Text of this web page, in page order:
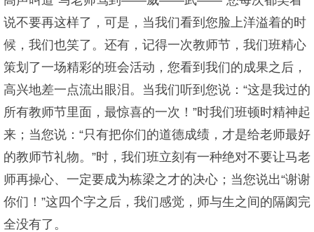
说不要再这样了，可是，当我们看到您脸上洋溢着的时
候，我们也笑了。还有，记得一次教师节，我们班精心
策划了一场精彩的班会活动，您看到我们的成果之后，
高兴地差一点流出眼泪。当我们听到您说：“这是我过的
所有教师节里面，最惊喜的一次！”时我们班顿时精神起
来；当您说：“只有把你们的道德成绩，才是给老师最好
的教师节礼物。”时，我们班立刻有一种绝对不要让马老
师再操心、一定要成为栋梁之才的决心；当您说出“谢谢
你们！”这四个字之后，我们感觉，师与生之间的隔阂完
全没有了。